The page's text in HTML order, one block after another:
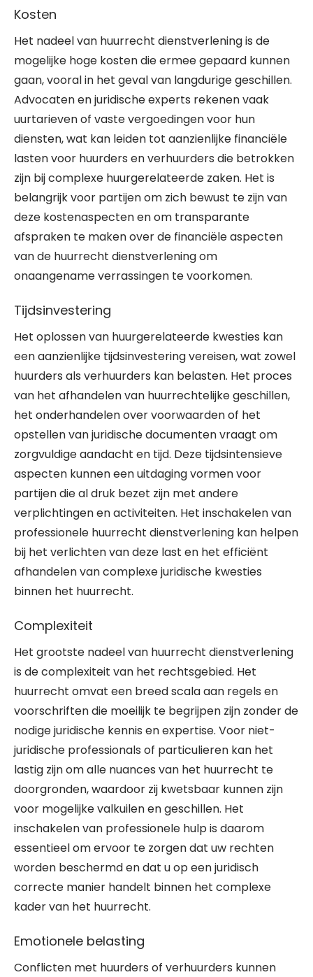
Kosten
Het nadeel van huurrecht dienstverlening is de
mogelijke hoge kosten die ermee gepaard kunnen
gaan, vooral in het geval van langdurige geschillen.
Advocaten en juridische experts rekenen vaak
uurtarieven of vaste vergoedingen voor hun
diensten, wat kan leiden tot aanzienlijke financiële
lasten voor huurders en verhuurders die betrokken
zijn bij complexe huurgerelateerde zaken. Het is
belangrijk voor partijen om zich bewust te zijn van
deze kostenaspecten en om transparante
afspraken te maken over de financiële aspecten
van de huurrecht dienstverlening om
onaangename verrassingen te voorkomen.
Tijdsinvestering
Het oplossen van huurgerelateerde kwesties kan
een aanzienlijke tijdsinvestering vereisen, wat zowel
huurders als verhuurders kan belasten. Het proces
van het afhandelen van huurrechtelijke geschillen,
het onderhandelen over voorwaarden of het
opstellen van juridische documenten vraagt om
zorgvuldige aandacht en tijd. Deze tijdsintensieve
aspecten kunnen een uitdaging vormen voor
partijen die al druk bezet zijn met andere
verplichtingen en activiteiten. Het inschakelen van
professionele huurrecht dienstverlening kan helpen
bij het verlichten van deze last en het efficiënt
afhandelen van complexe juridische kwesties
binnen het huurrecht.
Complexiteit
Het grootste nadeel van huurrecht dienstverlening
is de complexiteit van het rechtsgebied. Het
huurrecht omvat een breed scala aan regels en
voorschriften die moeilijk te begrijpen zijn zonder de
nodige juridische kennis en expertise. Voor niet-
juridische professionals of particulieren kan het
lastig zijn om alle nuances van het huurrecht te
doorgronden, waardoor zij kwetsbaar kunnen zijn
voor mogelijke valkuilen en geschillen. Het
inschakelen van professionele hulp is daarom
essentieel om ervoor te zorgen dat uw rechten
worden beschermd en dat u op een juridisch
correcte manier handelt binnen het complexe
kader van het huurrecht.
Emotionele belasting
Conflicten met huurders of verhuurders kunnen